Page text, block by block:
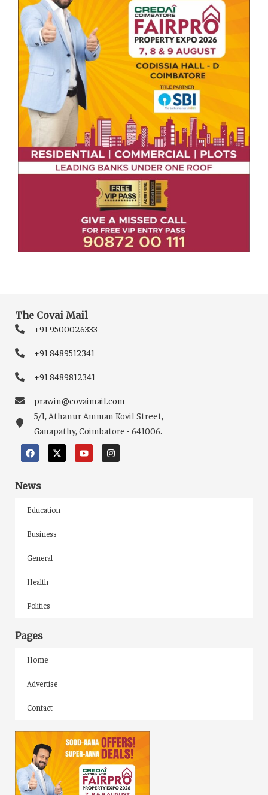
The Covai Mail
+91 9500026333
+91 8489512341
+91 8489812341
prawin@covaimail.com
5/1, Athanur Amman Kovil Street,
Ganapathy, Coimbatore - 641006.
News
Education
Business
General
Health
Politics
Pages
Home
Advertise
Contact